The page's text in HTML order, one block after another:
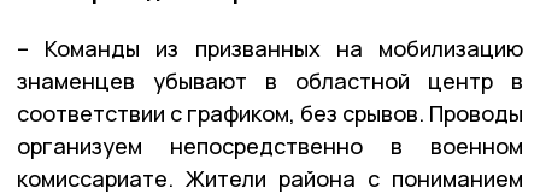
– Команды из призванных на мобилизацию
знаменцев убывают в областной центр в
соответствии с графиком, без срывов. Проводы
организуем непосредственно в военном
комиссариате. Жители района с пониманием